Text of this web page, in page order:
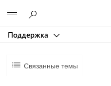
Поддержка
Связанные темы